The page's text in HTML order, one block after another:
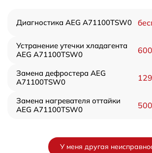
Диагностика AEG A71100TSW0
Устранение утечки хладагента
AEG A71100TSW0
Замена дефростера AEG
A71100TSW0
Замена нагревателя оттайки
AEG A71100TSW0
У меня другая